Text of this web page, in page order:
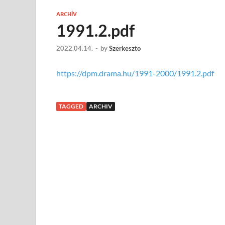
ARCHÍV
1991.2.pdf
2022.04.14. - bySzerkeszto
https://dpm.drama.hu/1991-2000/1991.2.pdf
TAGGED ARCHIV